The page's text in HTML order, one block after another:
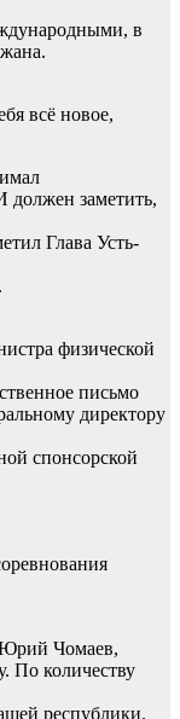
в
всё новое,
должен заметить,
Глава Усть-
физической
письмо
директору
спонсорской
Юрий Чомаев,
По количеству
республики.